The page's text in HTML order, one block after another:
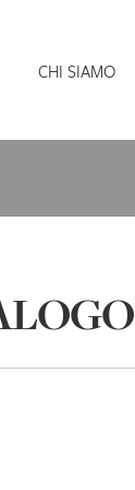
CHI SIAMO